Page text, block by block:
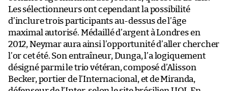
Les sélectionneurs ont cependant la possibilité
d’inclure trois participants au-dessus de l’âge
maximal autorisé. Médaillé d’argent à Londres en
2012, Neymar aura ainsi l’opportunité d’aller chercher
l’or cet été. Son entraîneur, Dunga, l’a logiquement
désigné parmi le trio vétéran, composé d’Alisson
Becker, portier de l’Internacional, et de Miranda,